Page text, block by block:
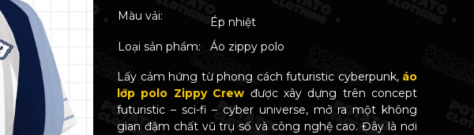
Màu vải:
Ép nhiệt
Loại sản phẩm:
Áo zippy polo
Lấy cảm hứng từ phong cách futuristic cyberpunk, áo
lớp polo Zippy Crew được xây dựng trên concept
futuristic – sci-fi – cyber universe, mở ra một không
gian đậm chất vũ trụ số và công nghệ cao. Đây là nơi